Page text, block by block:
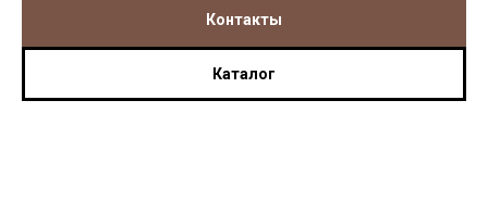
Контакты
Каталог